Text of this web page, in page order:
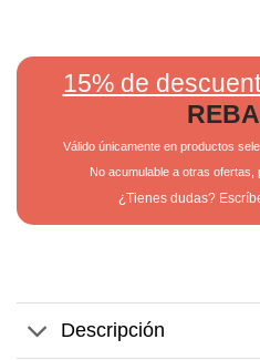
15% de
Válido únicamente en productos
No acumulable a otras ofertas,
¿Tienes dudas?
Descripción